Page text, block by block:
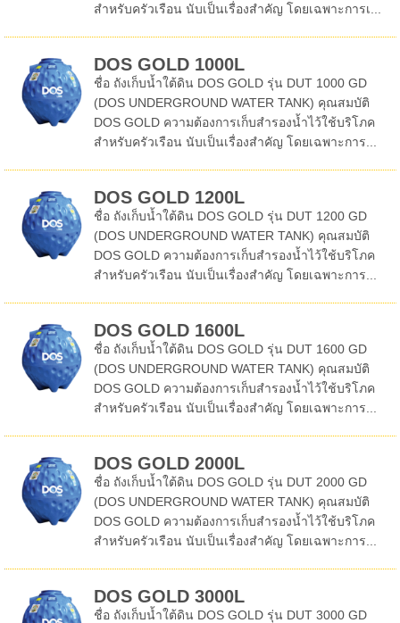
สำหรับครัวเรือน นับเป็นเรื่องสำคัญ โดยเฉพาะการเ...
DOS GOLD 1000L
ชื่อ ถังเก็บน้ำใต้ดิน DOS GOLD รุ่น DUT 1000 GD
(DOS UNDERGROUND WATER TANK) คุณสมบัติ
DOS GOLD ความต้องการเก็บสำรองน้ำไว้ใช้บริโภค
สำหรับครัวเรือน นับเป็นเรื่องสำคัญ โดยเฉพาะการ...
DOS GOLD 1200L
ชื่อ ถังเก็บน้ำใต้ดิน DOS GOLD รุ่น DUT 1200 GD
(DOS UNDERGROUND WATER TANK) คุณสมบัติ
DOS GOLD ความต้องการเก็บสำรองน้ำไว้ใช้บริโภค
สำหรับครัวเรือน นับเป็นเรื่องสำคัญ โดยเฉพาะการ...
DOS GOLD 1600L
ชื่อ ถังเก็บน้ำใต้ดิน DOS GOLD รุ่น DUT 1600 GD
(DOS UNDERGROUND WATER TANK) คุณสมบัติ
DOS GOLD ความต้องการเก็บสำรองน้ำไว้ใช้บริโภค
สำหรับครัวเรือน นับเป็นเรื่องสำคัญ โดยเฉพาะการ...
DOS GOLD 2000L
ชื่อ ถังเก็บน้ำใต้ดิน DOS GOLD รุ่น DUT 2000 GD
(DOS UNDERGROUND WATER TANK) คุณสมบัติ
DOS GOLD ความต้องการเก็บสำรองน้ำไว้ใช้บริโภค
สำหรับครัวเรือน นับเป็นเรื่องสำคัญ โดยเฉพาะการ...
DOS GOLD 3000L
ชื่อ ถังเก็บน้ำใต้ดิน DOS GOLD รุ่น DUT 3000 GD